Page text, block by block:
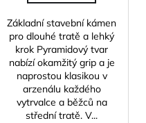
Základní stavební kámen
pro dlouhé tratě a lehký
krok Pyramidový tvar
nabízí okamžitý grip a je
naprostou klasikou v
arzenálu každého
vytrvalce a běžců na
střední tratě. V...